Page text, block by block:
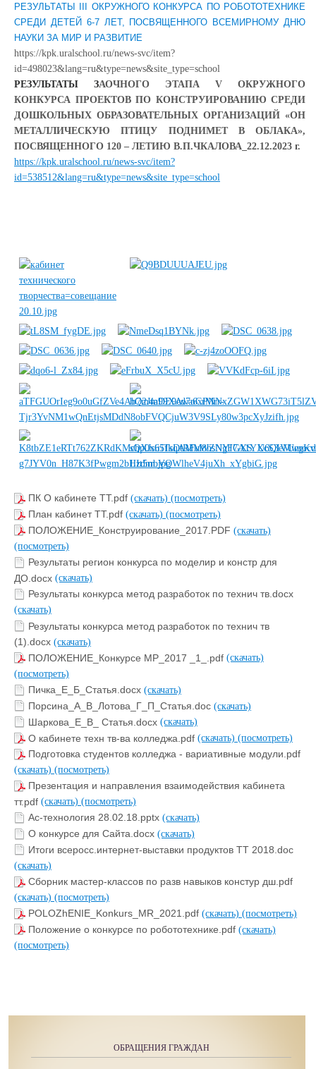
РЕЗУЛЬТАТЫ III ОКРУЖНОГО КОНКУРСА ПО РОБОТОТЕХНИКЕ
СРЕДИ ДЕТЕЙ 6-7 ЛЕТ, ПОСВЯЩЕННОГО ВСЕМИРНОМУ ДНЮ
НАУКИ ЗА МИР И РАЗВИТИЕ
https://kpk.uralschool.ru/news-svc/item?
id=498023&lang=ru&type=news&site_type=school
РЕЗУЛЬТАТЫ ЗАОЧНОГО ЭТАПА V ОКРУЖНОГО
КОНКУРСА ПРОЕКТОВ ПО КОНСТРУИРОВАНИЮ СРЕДИ
ДОШКОЛЬНЫХ ОБРАЗОВАТЕЛЬНЫХ ОРГАНИЗАЦИЙ «ОН
МЕТАЛЛИЧЕСКУЮ ПТИЦУ ПОДНИМЕТ В ОБЛАКА»,
ПОСВЯЩЕННОГО 120 – ЛЕТИЮ В.П.ЧКАЛОВА_22.12.2023 г.
https://kpk.uralschool.ru/news-svc/item?
id=538512&lang=ru&type=news&site_type=school
ПК О кабинете ТТ.pdf (скачать) (посмотреть)
План кабинет ТТ.pdf (скачать) (посмотреть)
ПОЛОЖЕНИЕ_Конструирование_2017.PDF (скачать)
(посмотреть)
Результаты регион конкурса по моделир и констр для
ДО.docx (скачать)
Результаты конкурса метод разработок по технич тв.docx
(скачать)
Результаты конкурса метод разработок по технич тв
(1).docx (скачать)
ПОЛОЖЕНИЕ_Конкурсе МР_2017 _1_.pdf (скачать)
(посмотреть)
Пичка_Е_Б_Статья.docx (скачать)
Порсина_А_В_Лотова_Г_П_Статья.doc (скачать)
Шаркова_Е_В_ Статья.docx (скачать)
О кабинете техн тв-ва колледжа.pdf (скачать) (посмотреть)
Подготовка студентов колледжа - вариативные модули.pdf
(скачать) (посмотреть)
Презентация и направления взаимодействия кабинета
тт.pdf (скачать) (посмотреть)
Ас-технология 28.02.18.pptx (скачать)
О конкурсе для Сайта.docx (скачать)
Итоги всеросс.интернет-выставки продуктов ТТ 2018.doc
(скачать)
Сборник мастер-классов по разв навыков констур дш.pdf
(скачать) (посмотреть)
POLOZhENIE_Konkurs_MR_2021.pdf (скачать) (посмотреть)
Положение о конкурсе по робототехнике.pdf (скачать)
(посмотреть)
ОБРАЩЕНИЯ ГРАЖДАН